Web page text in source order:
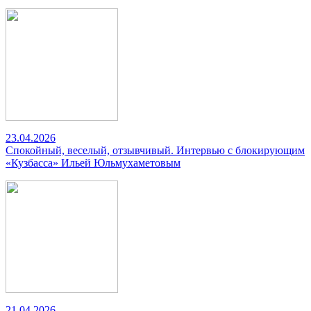
23.04.2026
Спокойный, веселый, отзывчивый. Интервью с блокирующим
«Кузбасса» Ильей Юльмухаметовым